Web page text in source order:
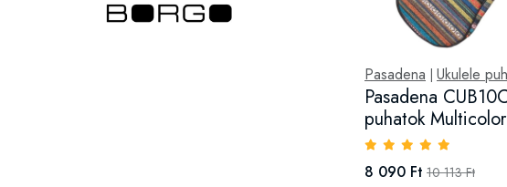
Pasadena Ukulele
Pasadena
puhatok Multicolor
8 090 Ft 10 113 Ft